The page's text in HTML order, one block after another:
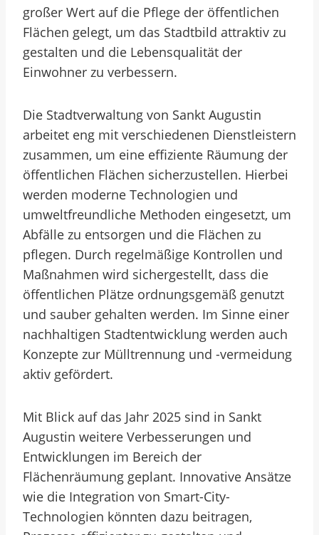
großer Wert auf die Pflege der öffentlichen
Flächen gelegt, um das Stadtbild attraktiv zu
gestalten und die Lebensqualität der
Einwohner zu verbessern.
Die Stadtverwaltung von Sankt Augustin
arbeitet eng mit verschiedenen Dienstleistern
zusammen, um eine effiziente Räumung der
öffentlichen Flächen sicherzustellen. Hierbei
werden moderne Technologien und
umweltfreundliche Methoden eingesetzt, um
Abfälle zu entsorgen und die Flächen zu
pflegen. Durch regelmäßige Kontrollen und
Maßnahmen wird sichergestellt, dass die
öffentlichen Plätze ordnungsgemäß genutzt
und sauber gehalten werden. Im Sinne einer
nachhaltigen Stadtentwicklung werden auch
Konzepte zur Mülltrennung und -vermeidung
aktiv gefördert.
Mit Blick auf das Jahr 2025 sind in Sankt
Augustin weitere Verbesserungen und
Entwicklungen im Bereich der
Flächenräumung geplant. Innovative Ansätze
wie die Integration von Smart-City-
Technologien könnten dazu beitragen,